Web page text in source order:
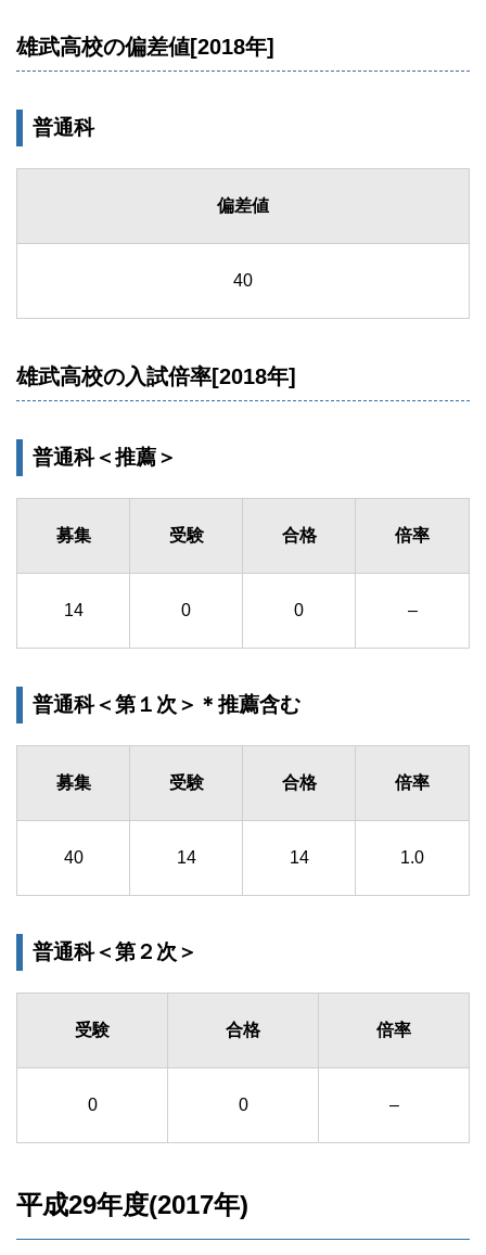
雄武高校の偏差値[2018年]
普通科
偏差値
40
雄武高校の入試倍率[2018年]
普通科＜推薦＞
募集 受験 合格 倍率
14 0 0 –
普通科＜第１次＞＊推薦含む
募集 受験 合格 倍率
40 14 14 1.0
普通科＜第２次＞
受験 合格 倍率
0 0 –
平成29年度(2017年)